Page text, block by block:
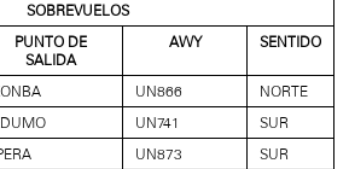
SOBREVUELOS
PUNTO DE
SALIDA
AWY SENTIDO
UN866
NORTE
UN741
SUR
UN873
SUR